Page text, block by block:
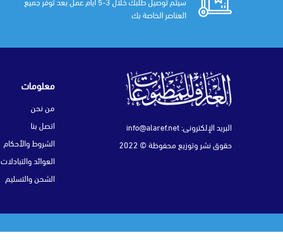
العناصر الخاصة بك
البريد الإلكتروني:info@alaref.net
حقوق نشر وتوزيع محفوظة © 2022
معلومات
من نحن
اتصل بنا
الشروط والأحكام
العوائد والتبادلات
الشحن والتسليم